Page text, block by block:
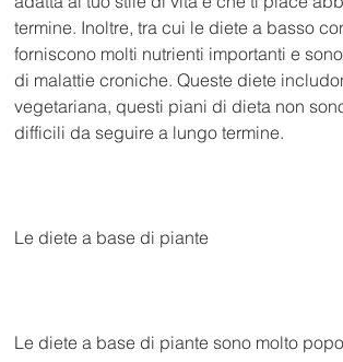
termine. Inoltre, tra cui le diete a basso
forniscono molti nutrienti importanti e
di malattie croniche. Queste diete
vegetariana, questi piani di dieta non
difficili da seguire a lungo termine.
Le diete a base di piante
Le diete a base di piante sono molto